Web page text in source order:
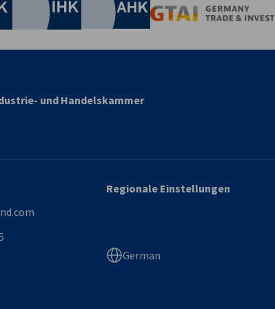
Deutsche Industrie- und Handelskammer
Industrie- und Handelskammer
AHK.de
und Handelskammer
Regionale Einstellungen
German